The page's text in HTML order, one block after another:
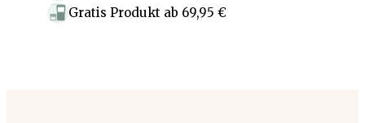
Gratis Produkt ab 69,95 €